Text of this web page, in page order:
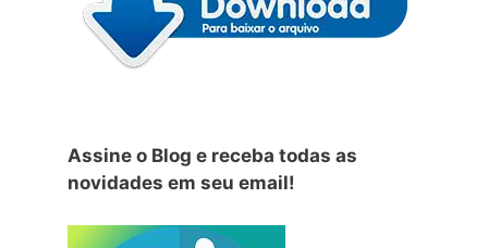
Assine o Blog e receba todas as
novidades em seu email!